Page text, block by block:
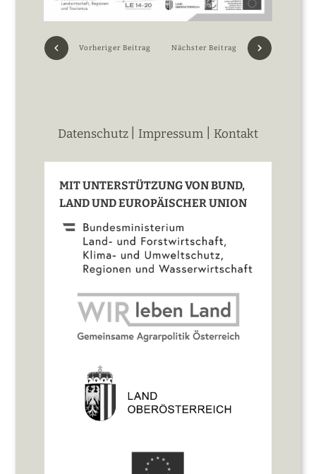
Vorheriger Beitrag Nächster Beitrag
Datenschutz Impressum Kontakt
MIT UNTERSTÜTZUNG VON BUND,
LAND UND EUROPÄISCHER UNION